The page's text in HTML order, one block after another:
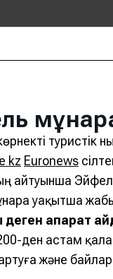
kz Euronews
айтуынша
уақытша
ақпарат
ден астам
және